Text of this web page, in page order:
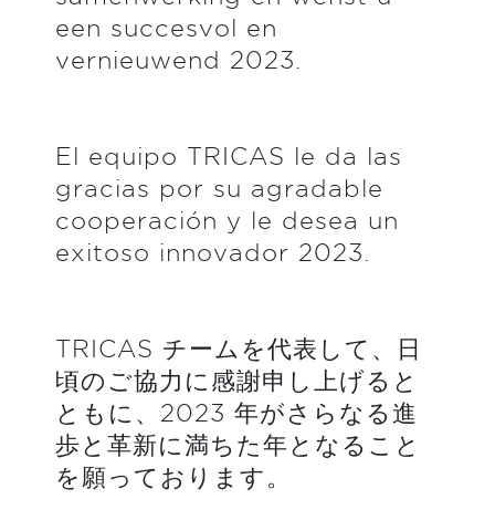
een succesvol en
vernieuwend 2023.
El equipo TRICAS le da las
gracias por su agradable
cooperación y le desea un
exitoso innovador 2023.
TRICAS チームを代表して、日
頃のご協力に感謝申し上げると
ともに、2023 年がさらなる進
歩と革新に満ちた年となること
を願っております。